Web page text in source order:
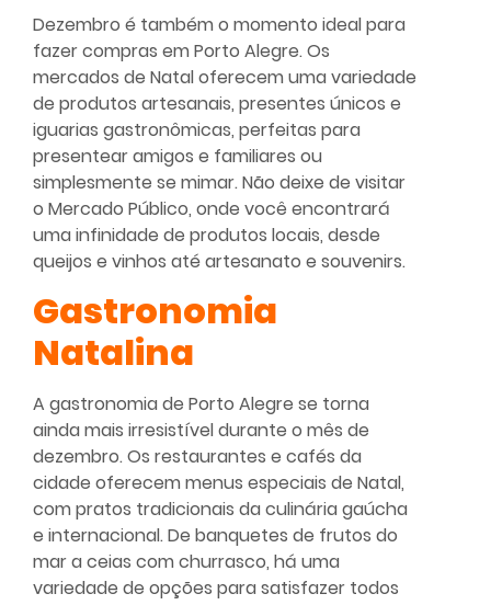
Dezembro é também o momento ideal para
fazer compras em Porto Alegre. Os
mercados de Natal oferecem uma variedade
de produtos artesanais, presentes únicos e
iguarias gastronômicas, perfeitas para
presentear amigos e familiares ou
simplesmente se mimar. Não deixe de visitar
o Mercado Público, onde você encontrará
uma infinidade de produtos locais, desde
queijos e vinhos até artesanato e souvenirs.
Gastronomia
Natalina
A gastronomia de Porto Alegre se torna
ainda mais irresistível durante o mês de
dezembro. Os restaurantes e cafés da
cidade oferecem menus especiais de Natal,
com pratos tradicionais da culinária gaúcha
e internacional. De banquetes de frutos do
mar a ceias com churrasco, há uma
variedade de opções para satisfazer todos